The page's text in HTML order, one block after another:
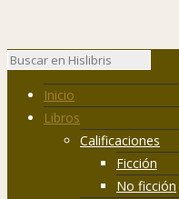
Inicio
Libros
Calificaciones
Ficción
No ficción